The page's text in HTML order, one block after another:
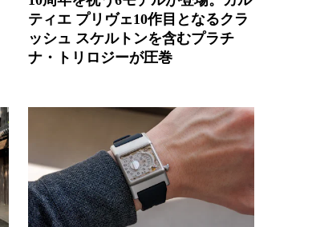
ティエ プリヴェ10作目となるクラ
ッシュ スケルトンを含むプラチ
ナ・トリロジーが圧巻